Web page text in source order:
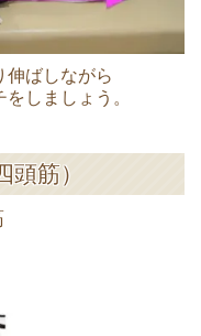
伸ばしながら
しましょう。
筋）